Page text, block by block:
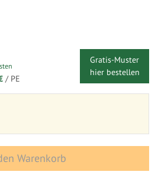
/ PE
Gratis-Muster
hier bestellen
Warenkorb